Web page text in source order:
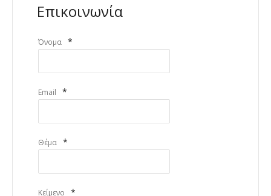
Επικοινωνία
Όνομα *
Email *
Θέμα *
Κείμενο *